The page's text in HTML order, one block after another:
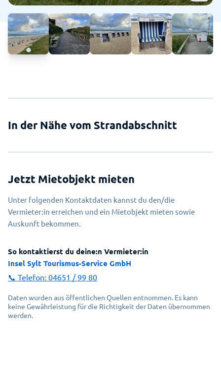
In der Nähe vom Strandabschnitt
Jetzt Mietobjekt mieten
Unter folgenden Kontaktdaten kannst du den/die
Vermieter:in erreichen und ein Mietobjekt mieten sowie
Auskunft bekommen.
So kontaktierst du deine:n Vermieter:in
Insel Sylt Tourismus-Service GmbH
📞 Telefon: 04651 / 99 80
Daten wurden aus öffentlichen Quellen entnommen. Es kann
keine Gewährleistung für die Richtigkeit der Daten übernommen
werden.